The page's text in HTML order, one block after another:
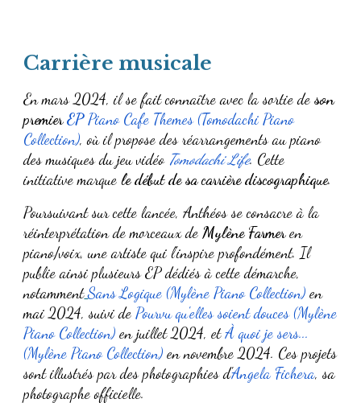
Carrière musicale
En mars 2024, il se fait connaître avec la sortie de son
premierEP Piano Cafe Themes (Tomodachi Piano
Collection), où il propose des réarrangements au piano
des musiques du jeu vidéo Tomodachi Life. Cette
initiative marquele début de sa carrière discographique.
Poursuivant sur cette lancée, Anthéos se consacre à la
réinterprétation de morceaux deMylène Farmeren
piano/voix, une artiste qui l'inspire profondément. Il
publie ainsi plusieurs EP dédiés à cette démarche,
notamment Sans Logique (Mylène Piano Collection) en
mai 2024, suivi dePourvu qu'elles soient douces (Mylène
Piano Collection) en juillet 2024, etÀ quoi je sers...
(Mylène Piano Collection) en novembre 2024. Ces projets
sont illustrés par des photographies d'Angela Fichera, sa
photographe officielle.